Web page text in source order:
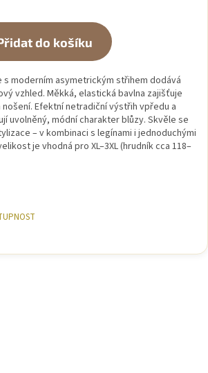
do košíku
s moderním asymetrickým střihem dodává
vzhled. Měkká, elastická bavlna zajišťuje
Efektní netradiční výstřih vpředu a
uvolněný, módní charakter blůzy. Skvěle se
– v kombinaci s legínami i jednoduchými
je vhodná pro XL–3XL (hrudník cca 118–